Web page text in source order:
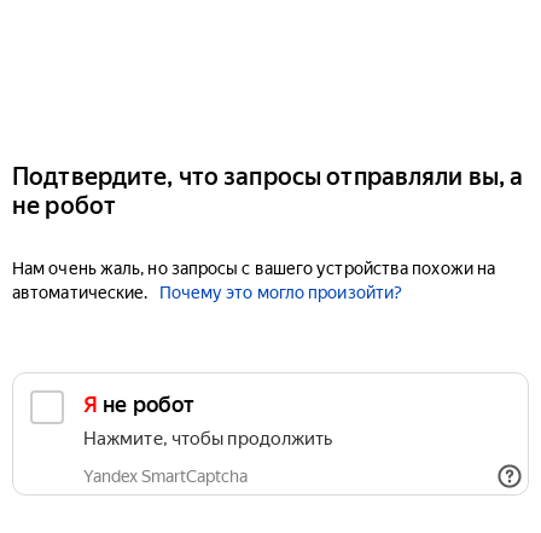
Подтвердите, что запросы отправляли вы, а
не робот
Нам очень жаль, но запросы с вашего устройства похожи на
автоматические.
Почему это могло произойти?
Я не робот
Нажмите, чтобы продолжить
Yandex SmartCaptcha